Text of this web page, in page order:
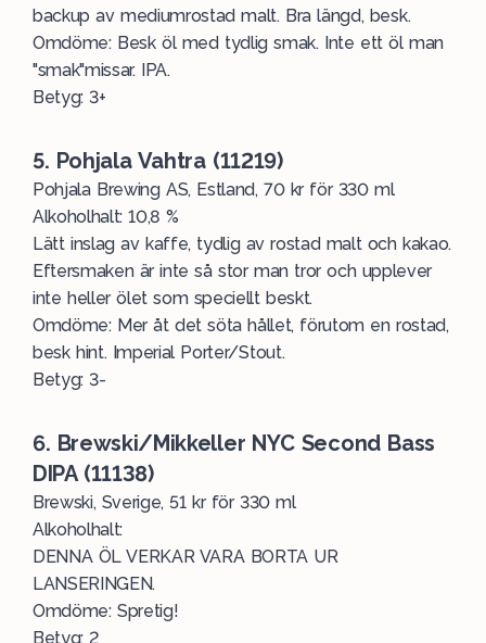
backup av mediumrostad malt. Bra längd, besk.
Omdöme: Besk öl med tydlig smak. Inte ett öl man
"smak"missar. IPA.
Betyg: 3+
5. Pohjala Vahtra (11219)
Pohjala Brewing AS, Estland, 70 kr för 330 ml
Alkoholhalt: 10,8 %
Lätt inslag av kaffe, tydlig av rostad malt och kakao.
Eftersmaken är inte så stor man tror och upplever
inte heller ölet som speciellt beskt.
Omdöme: Mer åt det söta hållet, förutom en rostad,
besk hint. Imperial Porter/Stout.
Betyg: 3-
6. Brewski/Mikkeller NYC Second Bass
DIPA (11138)
Brewski, Sverige, 51 kr för 330 ml
Alkoholhalt:
DENNA ÖL VERKAR VARA BORTA UR
LANSERINGEN.
Omdöme: Spretig!
Betyg: 2